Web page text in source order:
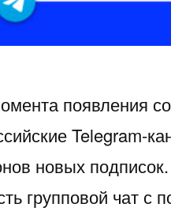
появления
Telegram-
новых
групповой чат с